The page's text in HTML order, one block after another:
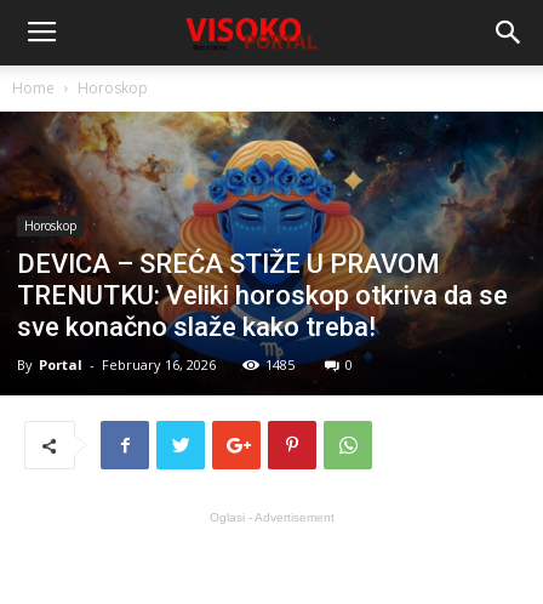
Home Horoskop
Horoskop
DEVICA – SREĆA STIŽE U PRAVOM
TRENUTKU: Veliki horoskop otkriva da se
sve konačno slaže kako treba!
By Portal - February 16, 2026 1485 0
Oglasi - Advertisement